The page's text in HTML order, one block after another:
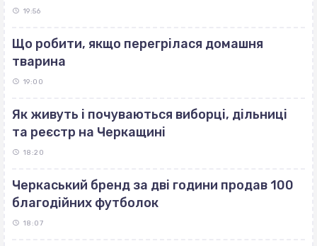
19:56
Що робити, якщо перегрілася домашня
тварина
19:00
Як живуть і почуваються виборці, дільниці
та реєстр на Черкащині
18:20
Черкаський бренд за дві години продав 100
благодійних футболок
18:07